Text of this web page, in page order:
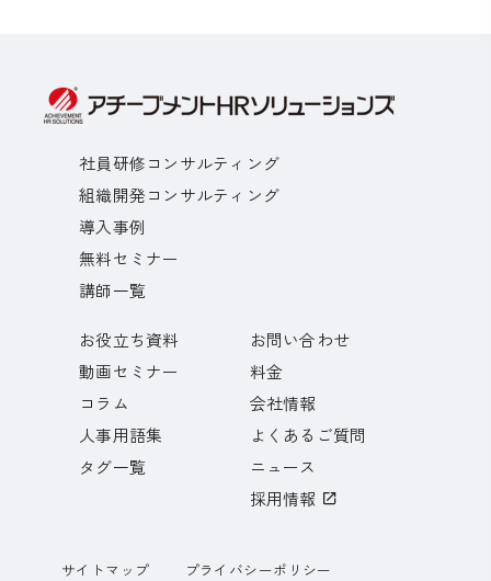
社員研修コンサルティング
組織開発コンサルティング
導入事例
無料セミナー
講師一覧
お役立ち資料
動画セミナー
コラム
人事用語集
タグ一覧
お問い合わせ
料金
会社情報
よくあるご質問
ニュース
採用情報
サイトマップ プライバシーポリシー